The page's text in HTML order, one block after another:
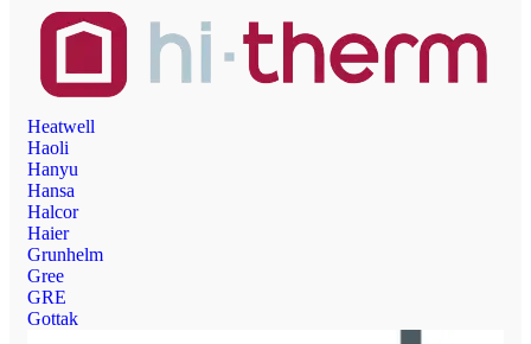
Heatwell
Haoli
Hanyu
Hansa
Halcor
Haier
Grunhelm
Gree
GRE
Gottak